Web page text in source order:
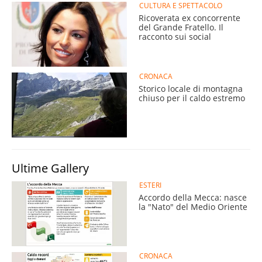
CULTURA E SPETTACOLO
Ricoverata ex concorrente
del Grande Fratello. Il
racconto sui social
CRONACA
Storico locale di montagna
chiuso per il caldo estremo
Ultime Gallery
ESTERI
Accordo della Mecca: nasce
la "Nato" del Medio Oriente
CRONACA